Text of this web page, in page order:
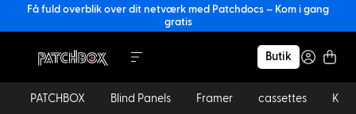
Få fuld overblik over dit netværk med Patchdocs – Kom i gang
gratis
Butik
PATCHBOX Blind Panels Framer cassettes